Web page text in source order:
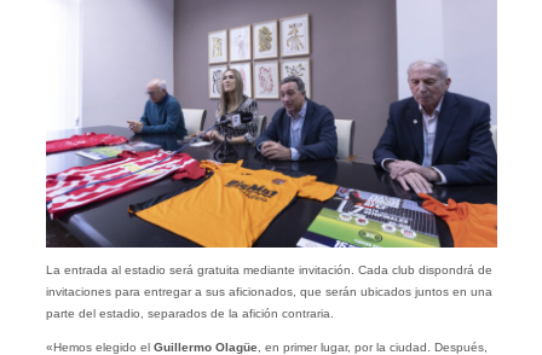
La entrada al estadio será gratuita mediante invitación. Cada club dispondrá de
invitaciones para entregar a sus aficionados, que serán ubicados juntos en una
parte del estadio, separados de la afición contraria.
«Hemos elegido el Guillermo Olagüe, en primer lugar, por la ciudad. Después,